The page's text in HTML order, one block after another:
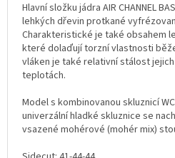
Hlavní složku jádra AIR CHANNEL
lehkých dřevin protkané
Charakteristické je také obsahem
které dolaďují torzní vlastnosti
vláken je také relativní stálost
teplotách.
Model s kombinovanou skluznicí
univerzální hladké skluznice se
vsazené mohérové (mohér mix)